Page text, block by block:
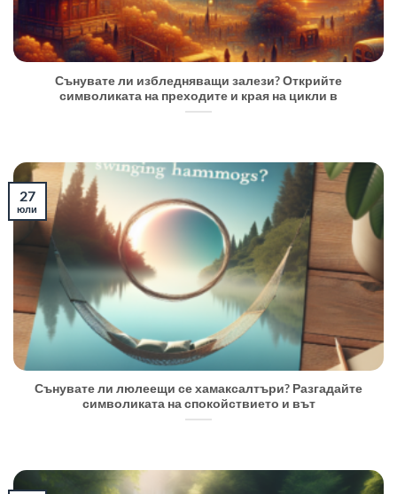
Сънувате ли избледняващи залези? Открийте
символиката на преходите и края на цикли в
Сънувате ли люлеещи се хамаксалтъри? Разгадайте
символиката на спокойствието и вът
27
юли